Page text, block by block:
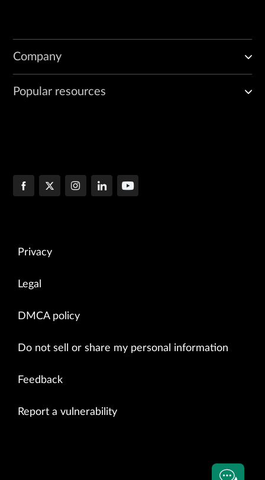
Company
Popular resources
Privacy
Legal
DMCA policy
Do not sell or share my personal information
Feedback
Report a vulnerability